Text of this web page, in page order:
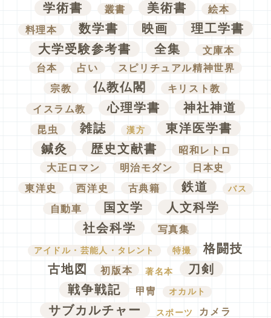
学術書 叢書 美術書
絵本
料理本
数学書 映画
理工学書
大学受験参考書
全集
文庫本
台本
占い
スピリチュアル精神世界
宗教
仏教仏閣
キリスト教
イスラム教
心理学書 神社神道
昆虫 雑誌 漢方
東洋医学書
鍼灸
歴史文献書
昭和レトロ
大正ロマン
明治モダン
日本史
東洋史
西洋史 古典籍 鉄道 バス
自動車 国文学
人文科学
社会科学
写真集
アイドル・芸能人・タレント 特撮
格闘技
古地図
初版本 著名本
刀剣
戦争戦記
甲冑 オカルト
サブカルチャー スポーツ カメラ